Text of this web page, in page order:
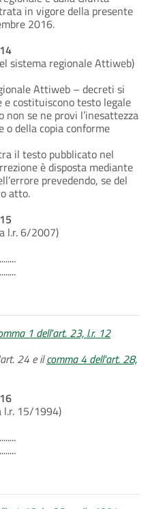
in vigore della presente
2016.
sistema regionale Attiweb)
Attiweb – decreti si
e costituiscono testo legale
se ne provi l’inesattezza
o della copia conforme
il testo pubblicato nel
è disposta mediante
prevedendo, se del
atto.
l.r. 6/2007)
1 dell'art. 23, l.r. 12
24 e ilcomma 4 dell'art. 28,
l.r. 15/1994)